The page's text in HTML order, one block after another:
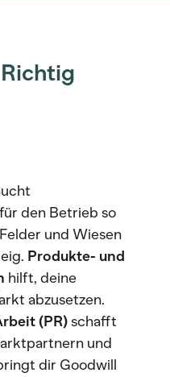
den Betrieb so
und Wiesen
Produkte- und
hilft, deine
abzusetzen.
(PR)schafft
und
dir Goodwill